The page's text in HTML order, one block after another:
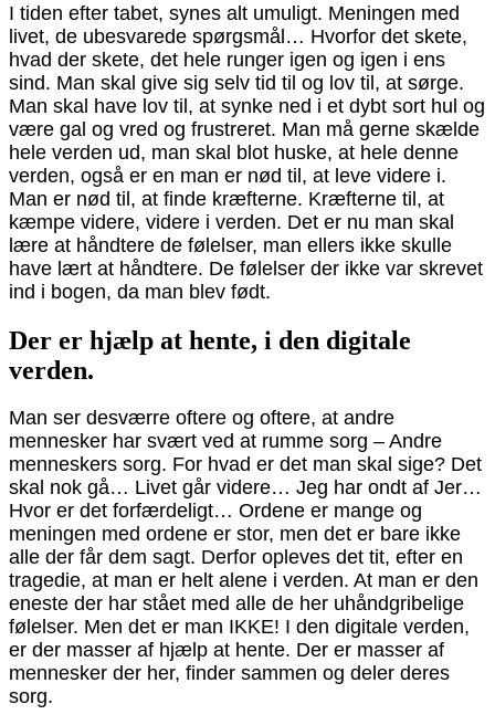
I tiden efter tabet, synes alt umuligt. Meningen med
livet, de ubesvarede spørgsmål… Hvorfor det skete,
hvad der skete, det hele runger igen og igen i ens
sind. Man skal give sig selv tid til og lov til, at sørge.
Man skal have lov til, at synke ned i et dybt sort hul og
være gal og vred og frustreret. Man må gerne skælde
hele verden ud, man skal blot huske, at hele denne
verden, også er en man er nød til, at leve videre i.
Man er nød til, at finde kræfterne. Kræfterne til, at
kæmpe videre, videre i verden. Det er nu man skal
lære at håndtere de følelser, man ellers ikke skulle
have lært at håndtere. De følelser der ikke var skrevet
ind i bogen, da man blev født.
Der er hjælp at hente, i den digitale
verden.
Man ser desværre oftere og oftere, at andre
mennesker har svært ved at rumme sorg – Andre
menneskers sorg. For hvad er det man skal sige? Det
skal nok gå… Livet går videre… Jeg har ondt af Jer…
Hvor er det forfærdeligt… Ordene er mange og
meningen med ordene er stor, men det er bare ikke
alle der får dem sagt. Derfor opleves det tit, efter en
tragedie, at man er helt alene i verden. At man er den
eneste der har stået med alle de her uhåndgribelige
følelser. Men det er man IKKE! I den digitale verden,
er der masser af hjælp at hente. Der er masser af
mennesker der her, finder sammen og deler deres
sorg.